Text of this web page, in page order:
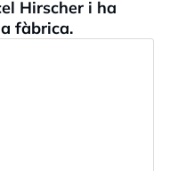
Hirscher i ha
fàbrica.